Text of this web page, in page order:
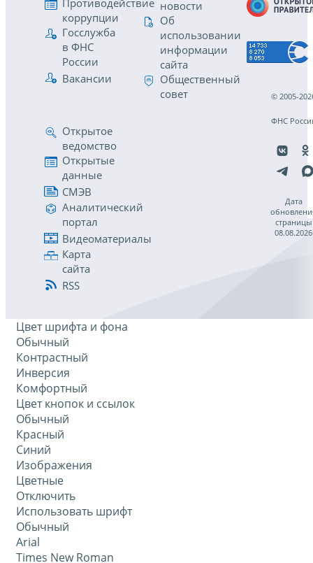
Противодействие
коррупции
Госслужба
в ФНС
России
Вакансии
новости
Об
использовании
информации
сайта
Общественный
совет
Открытое
ведомство
Открытые
данные
СМЭВ
Аналитический
портал
Видеоматериалы
Карта
сайта
RSS
© 2005-
ФНС
Дата
страницы
08.08.2026
Цвет шрифта и фона
Обычный
Контрастный
Инверсия
Комфортный
Цвет кнопок и ссылок
Обычный
Красный
Синий
Изображения
Цветные
Отключить
Использовать шрифт
Обычный
Arial
Times New Roman